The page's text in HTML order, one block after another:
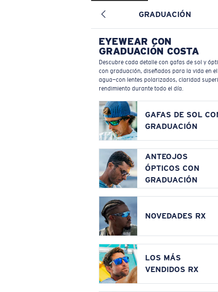
GRADUACIÓN
EYEWEAR CON
GRADUACIÓN COSTA
Descubre cada detalle con gafas de sol y
con graduación, diseñados para la vida en el
agua—con lentes polarizados, claridad
rendimiento durante todo el día.
GAFAS DE SOL
GRADUACIÓN
ANTEOJOS
ÓPTICOS CON
GRADUACIÓN
NOVEDADES RX
LOS MÁS
VENDIDOS RX